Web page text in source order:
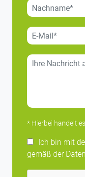
* Hierbei handelt
Ich bin mit
gemäß der